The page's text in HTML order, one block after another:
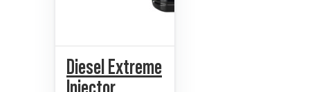
Diesel Extreme